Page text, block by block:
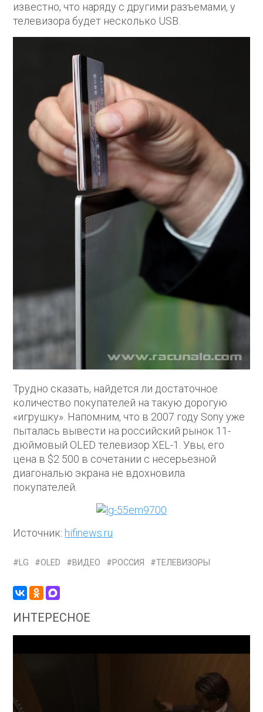
известно, что наряду с другими разъемами, у
телевизора будет несколько USB.
Трудно сказать, найдется ли достаточное
количество покупателей на такую дорогую
«игрушку». Напомним, что в 2007 году Sony уже
пыталась вывести на российский рынок 11-
дюймовый OLED телевизор XEL-1. Увы, его
цена в $2 500 в сочетании с несерьезной
диагональю экрана не вдохновила
покупателей.
Источник: hifinews.ru
LG OLED ВИДЕО РОССИЯ ТЕЛЕВИЗОРЫ
ИНТЕРЕСНОЕ